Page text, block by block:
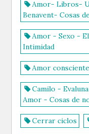
Amor- Libros-
Benavent- Cosas
Amor - Sexo -
Intimidad
Amor consciente
Camilo -
Amor - Cosas de
Cerrar ciclos